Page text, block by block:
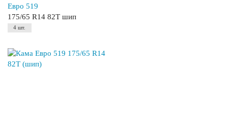
Евро 519
175/65 R14 82T шип
4 шт.